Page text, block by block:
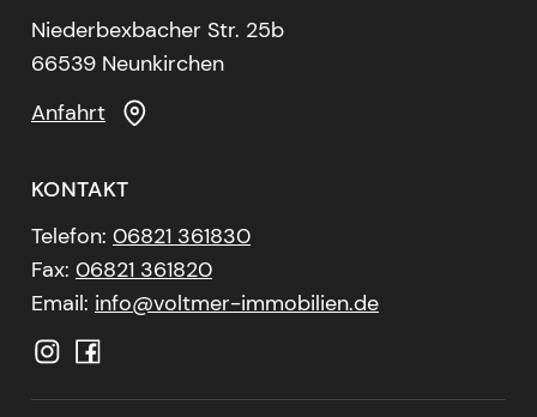
Niederbexbacher Str. 25b
66539 Neunkirchen
Anfahrt
KONTAKT
Telefon: 06821 361830
Fax: 06821 361820
Email: info@voltmer-immobilien.de